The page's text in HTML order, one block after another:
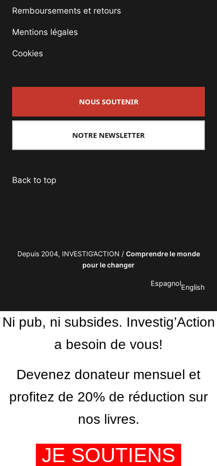
Remboursements et retours
Mentions légales
Cookies
NOUS SOUTENIR
NOTRE NEWSLETTER
Back to top
Depuis 2004, INVESTIG’ACTION / Comprendre le monde
pour le changer
EspagnolEnglish
Ni pub, ni subsides. Investig’Action
a besoin de vous!
Devenez donateur mensuel et
profitez de 20% de réduction sur
nos livres.
JE SOUTIENS